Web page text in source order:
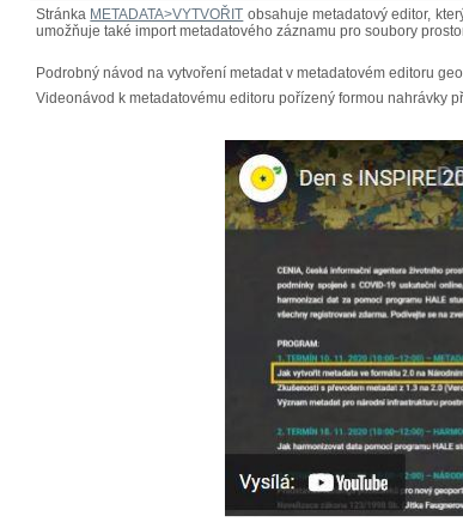
Stránka METADATA>VYTVOŘIT obsahuje metadatový editor,
umožňuje také import metadatového záznamu pro soubory
Podrobný návod na vytvoření metadat v metadatovém editoru
Videonávod k metadatovému editoru pořízený formou nahrávky